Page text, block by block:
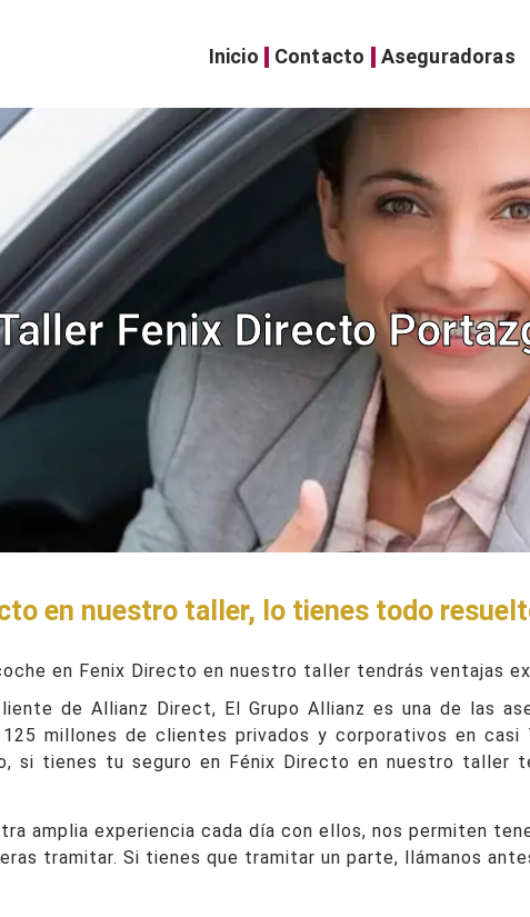
Inicio Contacto Aseguradoras
Fenix Directo
en nuestro taller, lo tienes todo
en Fenix Directo en nuestro taller tendrás ventajas
de Allianz Direct, El Grupo Allianz es una de las
millones de clientes privados y corporativos en casi
si tienes tu seguro en Fénix Directo en nuestro taller
amplia experiencia cada día con ellos, nos permiten
tramitar. Si tienes que tramitar un parte, llámanos